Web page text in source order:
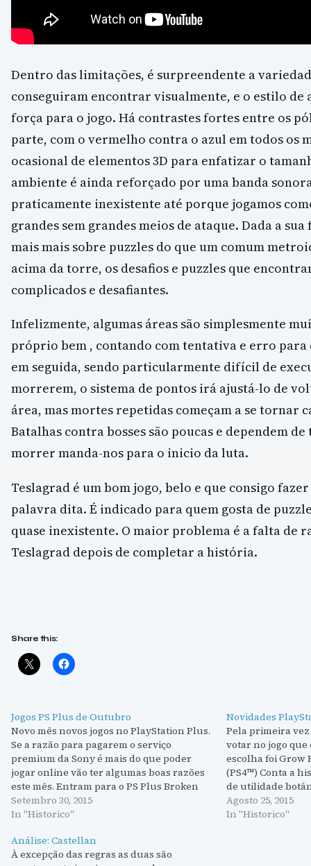
Dentro das limitações, é surpreendente a
conseguiram encontrar visualmente, e o estilo de
força para o jogo. Há contrastes fortes entre os
parte, com o vermelho contra o azul em todos os
ocasional de elementos 3D para enfatizar o
ambiente é ainda reforçado por uma banda
praticamente inexistente até porque jogamos
grandes sem grandes meios de ataque. Dada a
mais mais sobre puzzles do que um comum
acima da torre, os desafios e puzzles que
complicados e desafiantes.
Infelizmente, algumas áreas são simplesmente
próprio bem , contando com tentativa e erro para
em seguida, sendo particularmente difícil de
morrerem, o sistema de pontos irá ajustá-lo de
área, mas mortes repetidas começam a se tornar
Batalhas contra bosses são poucas e dependem
morrer manda-nos para o inicio da luta.
Teslagrad é um bom jogo, belo e que consigo
palavra dita. É indicado para quem gosta de
quase inexistente. O maior problema é a falta de
Teslagrad depois de completar a história.
Share this:
Jogos PS Plus de Outubro
Novo mês novos jogos no PlayStation Plus.
Se a razão para pagarem o serviço
premium da Sony é mais do que poder
jogar online vão ter algumas boas razões
este mês. Entram para o PS Plus Broken
Age (PS4/PS Vita) Super Meat Boy (PS4/PS
Vita) Unmechanical Extended (PS4/PS3)
Setembro 30, 2015
In "Historico"
Novidades
Pela primeira
votar no jogo
escolha foi Grow
(PS4™) Conta a
de utilidade
missão pela
nova planta que
Agosto 25, 2015
In "Historico"
Análise: Castellan
À excepção das regras as duas são